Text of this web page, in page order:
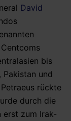
David
bis
Pakistan und
rückte
durch die
erst zum Irak-